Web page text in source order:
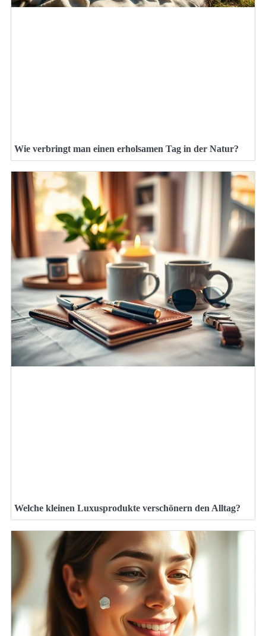
Wie verbringt man einen erholsamen Tag in der Natur?
Welche kleinen Luxusprodukte verschönern den Alltag?